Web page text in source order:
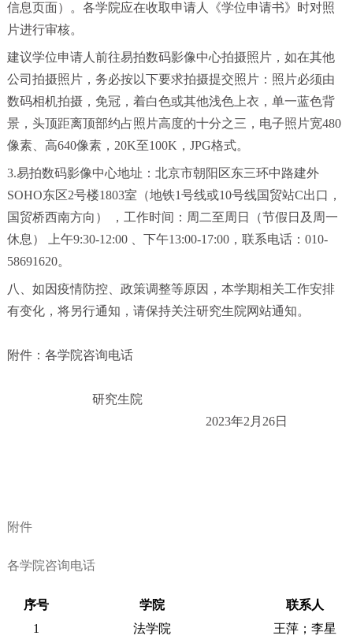
信息页面）。各学院应在收取申请人《学位申请书》时对照
片进行审核。
建议学位申请人前往易拍数码影像中心拍摄照片，如在其他
公司拍摄照片，务必按以下要求拍摄提交照片：照片必须由
数码相机拍摄，免冠，着白色或其他浅色上衣，单一蓝色背
景，头顶距离顶部约占照片高度的十分之三，电子照片宽480
像素、高640像素，20K至100K，JPG格式。
3.易拍数码影像中心地址：北京市朝阳区东三环中路建外
SOHO东区2号楼1803室（地铁1号线或10号线国贸站C出口，
国贸桥西南方向）
，工作时间：周二至周日（节假日及周一
休息）
上午9:30-12:00 、下午13:00-17:00，联系电话：010-
58691620。
八、如因疫情防控、政策调整等原因，本学期相关工作安排
有变化，将另行通知，请保持关注研究生院网站通知。
附件：各学院咨询电话
研究生院
2023年2月26日
附件
各学院咨询电话
序号 学院
联系人
1
法学院 王萍；李星